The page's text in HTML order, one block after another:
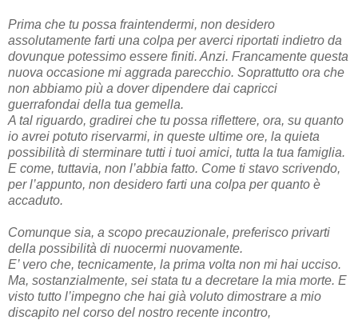
Prima che tu possa fraintendermi, non desidero
assolutamente farti una colpa per averci riportati indietro da
dovunque potessimo essere finiti. Anzi. Francamente questa
nuova occasione mi aggrada parecchio. Soprattutto ora che
non abbiamo più a dover dipendere dai capricci
guerrafondai della tua gemella.
A tal riguardo, gradirei che tu possa riflettere, ora, su quanto
io avrei potuto riservarmi, in queste ultime ore, la quieta
possibilità di sterminare tutti i tuoi amici, tutta la tua famiglia.
E come, tuttavia, non l’abbia fatto. Come ti stavo scrivendo,
per l’appunto, non desidero farti una colpa per quanto è
accaduto.
Comunque sia, a scopo precauzionale, preferisco privarti
della possibilità di nuocermi nuovamente.
E’ vero che, tecnicamente, la prima volta non mi hai ucciso.
Ma, sostanzialmente, sei stata tu a decretare la mia morte. E
visto tutto l’impegno che hai già voluto dimostrare a mio
discapito nel corso del nostro recente incontro,